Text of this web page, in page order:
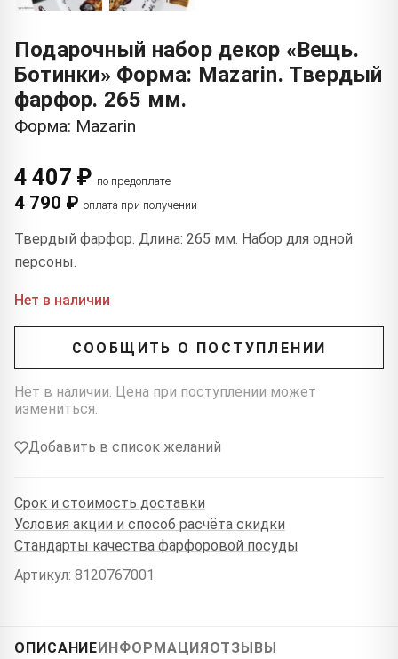
Подарочный набор декор «Вещь.
Ботинки» Форма: Mazarin. Твердый
фарфор. 265 мм.
Форма: Mazarin
4 407 ₽ по предоплате
4 790 ₽ оплата при получении
Твердый фарфор. Длина: 265 мм. Набор для одной
персоны.
Нет в наличии
СООБЩИТЬ О ПОСТУПЛЕНИИ
Нет в наличии. Цена при поступлении может
измениться.
Добавить в список желаний
Срок и стоимость доставки
Условия акции и способ расчёта скидки
Стандарты качества фарфоровой посуды
Артикул: 8120767001
ОПИСАНИЕИНФОРМАЦИЯОТЗЫВЫ